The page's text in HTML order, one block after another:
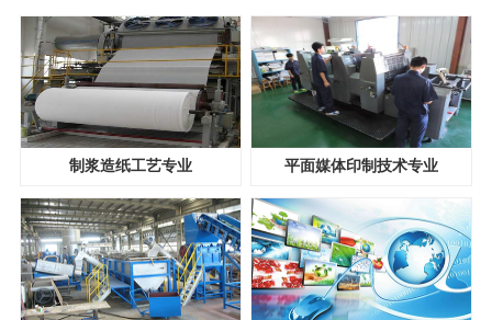
制浆造纸工艺专业 平面媒体印制技术专业